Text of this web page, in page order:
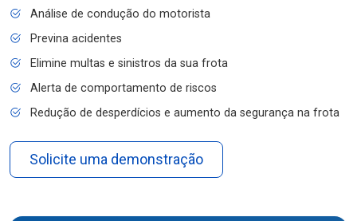
Análise de condução do motorista
Previna acidentes
Elimine multas e sinistros da sua frota
Alerta de comportamento de riscos
Redução de desperdícios e aumento da segurança na frota
Solicite uma demonstração